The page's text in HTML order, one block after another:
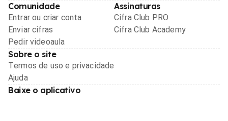
Comunidade
Entrar ou criar conta
Enviar cifras
Pedir videoaula
Assinaturas
Cifra Club PRO
Cifra Club Academy
Sobre o site
Termos de uso e privacidade
Ajuda
Baixe o aplicativo